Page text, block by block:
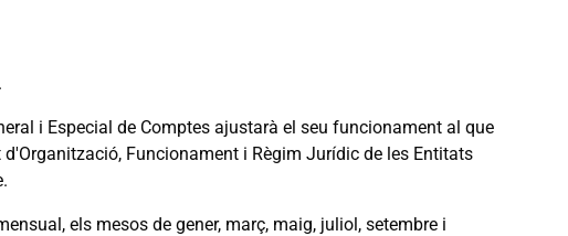
i Especial de Comptes ajustarà el seu funcionament al que
Funcionament i Règim Jurídic de les Entitats
els mesos de gener, març, maig, juliol, setembre i